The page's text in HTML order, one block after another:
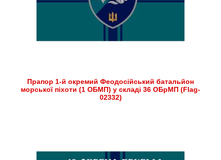
Прапор 1-й окремий Феодосійський батальйон
морської піхоти (1 ОБМП) у складі 36 ОБрМП (Flag-
02332)